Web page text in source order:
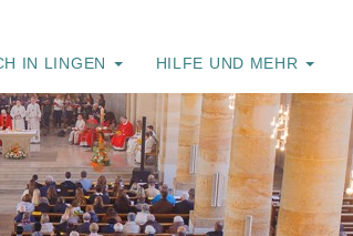
IN LINGEN HILFE UND MEHR